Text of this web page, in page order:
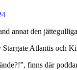
annat den
Atlantis och
finns där